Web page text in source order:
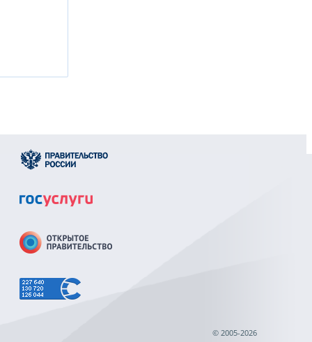
© 2005-2026